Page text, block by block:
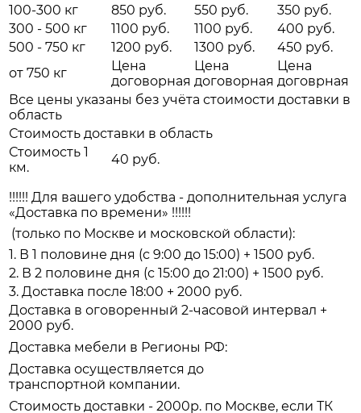
100-300 кг
850 руб. 550 руб.
350 руб.
300 - 500 кг
1100 руб. 1100 руб.
400 руб.
500 - 750 кг
1200 руб. 1300 руб.
450 руб.
от 750 кг
Цена
договорная
Цена
договорная
Цена
договрная
Все цены указаны без учёта стоимости доставки в
область
Стоимость доставки в область
Стоимость 1
км.
40 руб.
!!!!!! Для вашего удобства - дополнительная услуга
«Доставка по времени» !!!!!!
(только по Москве и московской области):
1. В 1 половине дня (с 9:00 до 15:00) + 1500 руб.
2. В 2 половине дня (с 15:00 до 21:00) + 1500 руб.
3. Доставка после 18:00 + 2000 руб.
Доставка в оговоренный 2-часовой интервал +
2000 руб.
Доставка мебели в Регионы РФ:
Доставка осуществляется до
транспортной компании.
Стоимость доставки - 2000р. по Москве, если ТК